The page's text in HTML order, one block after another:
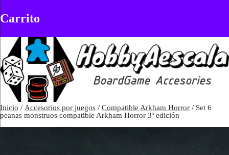
Carrito
Inicio / Accesorios por juegos / Compatible Arkham Horror / Set 6
peanas monstruos compatible Arkham Horror 3ª edición